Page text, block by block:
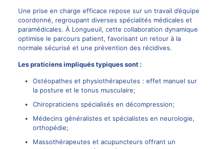
Une prise en charge efficace repose sur un travail d’équipe
coordonné, regroupant diverses spécialités médicales et
paramédicales. À Longueuil, cette collaboration dynamique
optimise le parcours patient, favorisant un retour à la
normale sécurisé et une prévention des récidives.
Les praticiens impliqués typiques sont :
Ostéopathes et physiothérapeutes : effet manuel sur
la posture et le tonus musculaire;
Chiropraticiens spécialisés en décompression;
Médecins généralistes et spécialistes en neurologie,
orthopédie;
Massothérapeutes et acupuncteurs offrant un